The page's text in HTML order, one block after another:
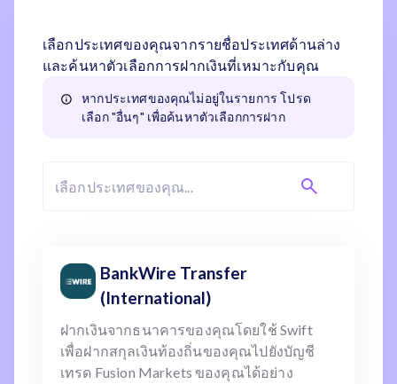
เลือกประเทศของคุณจากรายชื่อประเทศด้านล่าง
และค้นหาตัวเลือกการฝากเงินที่เหมาะกับคุณ
หากประเทศของคุณไม่อยู่ในรายการ โปรด
เลือก "อื่นๆ" เพื่อค้นหาตัวเลือกการฝาก
BankWire Transfer
(International)
ฝากเงินจากธนาคารของคุณโดยใช้ Swift
เพื่อฝากสกุลเงินท้องถิ่นของคุณไปยังบัญชี
เทรด Fusion Markets ของคุณได้อย่าง